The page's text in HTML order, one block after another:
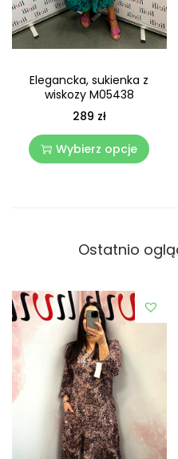
Elegancka, sukienka z
wiskozy M05438
289 zł
Wybierz opcje
Ostatnio